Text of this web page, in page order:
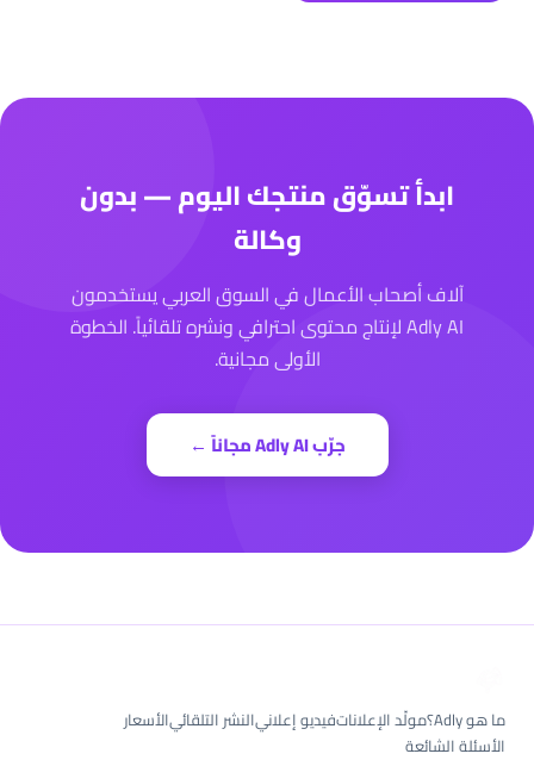
ابدأ تسوّق منتجك اليوم — بدون
وكالة
آلاف أصحاب الأعمال في السوق العربي يستخدمون
Adly AI لإنتاج محتوى احترافي ونشره تلقائياً. الخطوة
الأولى مجانية.
جرّب Adly AI مجاناً ←
ما هو Adly؟ مولّد الإعلاناتفيديو إعلانيالنشر التلقائيالأسعار
الأسئلة الشائعة